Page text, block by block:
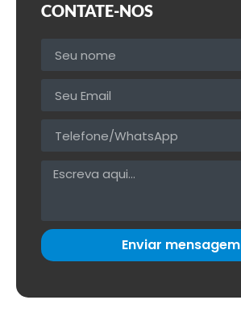
CONTATE-NOS
Enviar mensagem